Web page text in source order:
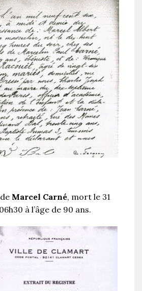
de Marcel Carné, mort le 31
à l’âge de 90 ans.